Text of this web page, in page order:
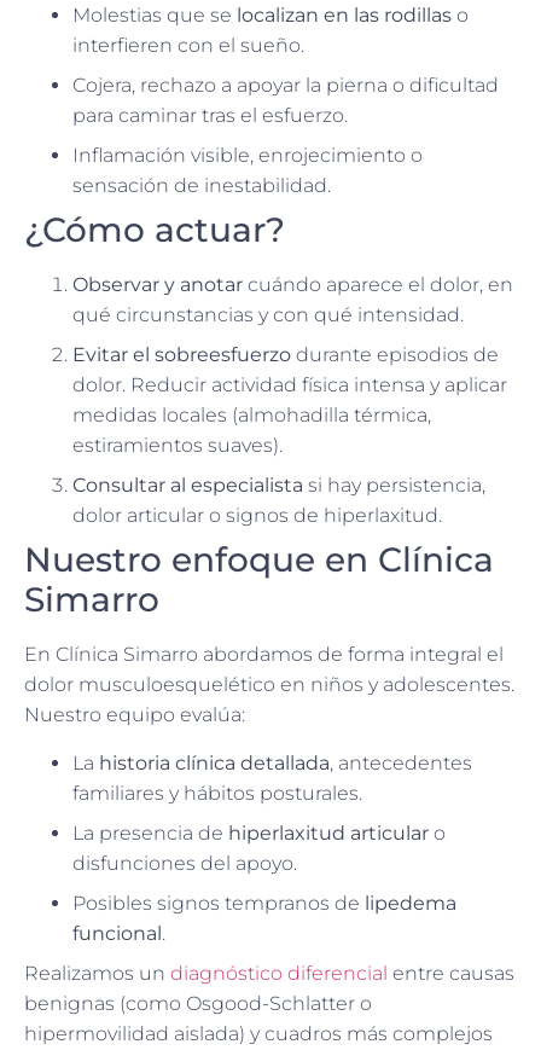
Molestias que se localizan en las rodillas o
interfieren con el sueño.
Cojera, rechazo a apoyar la pierna o dificultad
para caminar tras el esfuerzo.
Inflamación visible, enrojecimiento o
sensación de inestabilidad.
¿Cómo actuar?
Observar y anotar cuándo aparece el dolor, en
qué circunstancias y con qué intensidad.
Evitar el sobreesfuerzo durante episodios de
dolor. Reducir actividad física intensa y aplicar
medidas locales (almohadilla térmica,
estiramientos suaves).
Consultar al especialista si hay persistencia,
dolor articular o signos de hiperlaxitud.
Nuestro enfoque en Clínica
Simarro
En Clínica Simarro abordamos de forma integral el
dolor musculoesquelético en niños y adolescentes.
Nuestro equipo evalúa:
La historia clínica detallada, antecedentes
familiares y hábitos posturales.
La presencia de hiperlaxitud articular o
disfunciones del apoyo.
Posibles signos tempranos de lipedema
funcional.
Realizamos un diagnóstico diferencial entre causas
benignas (como Osgood-Schlatter o
hipermovilidad aislada) y cuadros más complejos